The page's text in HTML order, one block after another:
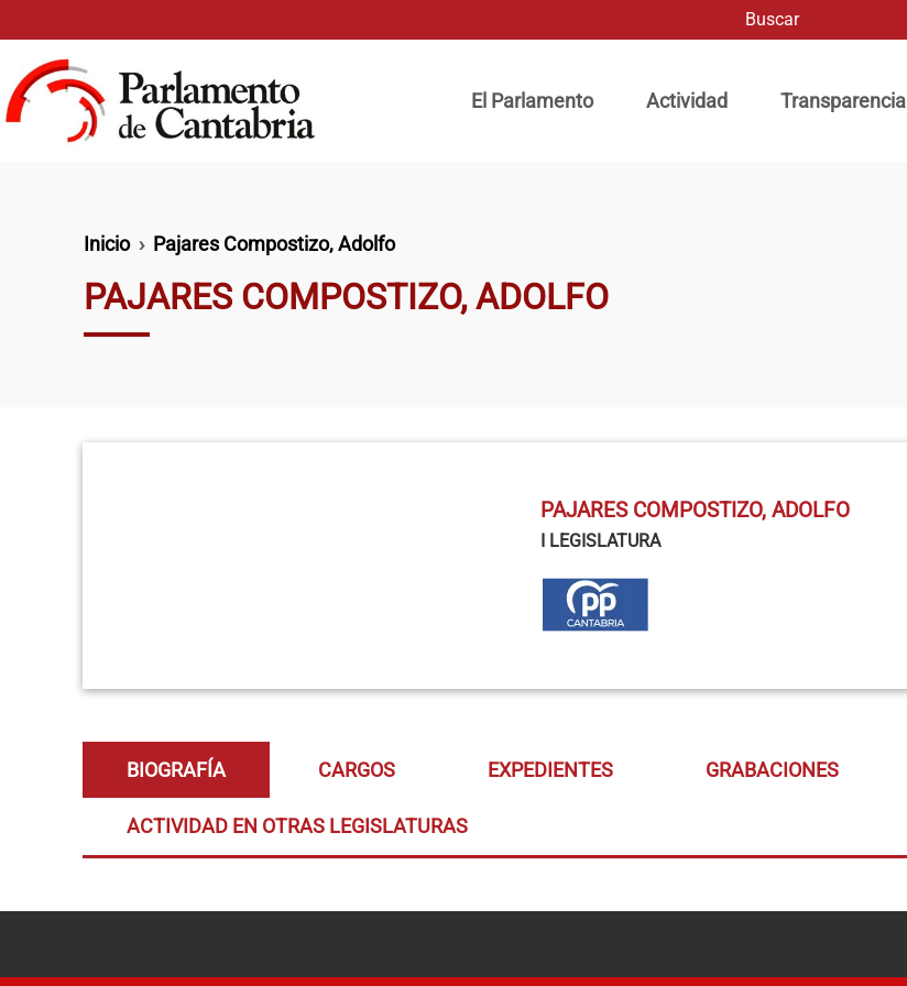
El Parlamento
Actividad Transparencia
Ruta de navegación
Inicio Pajares Compostizo, Adolfo
PAJARES COMPOSTIZO, ADOLFO
PAJARES COMPOSTIZO, ADOLFO
I LEGISLATURA
BIOGRAFÍA CARGOS EXPEDIENTES GRABACIONES
ACTIVIDAD EN OTRAS LEGISLATURAS